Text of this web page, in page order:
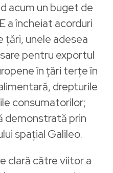
acum un buget de
a încheiat acorduri
țări, unele adesea
pentru exportul
în țări terțe în
drepturile
consumatorilor;
demonstrată prin
spațial Galileo.
clară către viitor a